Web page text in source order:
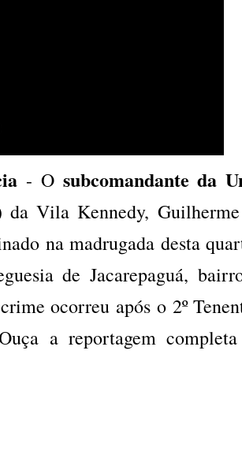
- O subcomandante da
da Vila Kennedy,
na madrugada desta
de Jacarepaguá,
ocorreu após o 2º
a reportagem